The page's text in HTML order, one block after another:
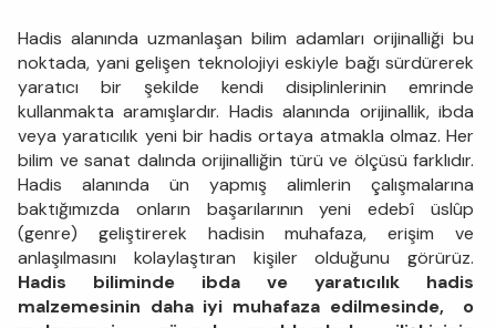
Hadis alanında uzmanlaşan bilim adamları orijinalliği bu
noktada, yani gelişen teknolojiyi eskiyle bağı sürdürerek
yaratıcı bir şekilde kendi disiplinlerinin emrinde
kullanmakta aramışlardır. Hadis alanında orijinallik, ibda
veya yaratıcılık yeni bir hadis ortaya atmakla olmaz. Her
bilim ve sanat dalında orijinalliğin türü ve ölçüsü farklıdır.
Hadis alanında ün yapmış alimlerin çalışmalarına
baktığımızda onların başarılarının yeni edebî üslûp
(genre) geliştirerek hadisin muhafaza, erişim ve
anlaşılmasını kolaylaştıran kişiler olduğunu görürüz.
Hadis biliminde ibda ve yaratıcılık hadis
malzemesinin daha iyi muhafaza edilmesinde, o